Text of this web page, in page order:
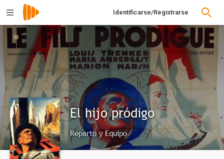
Identificarse/Registrarse
El hijo pródigo
Reparto y Equipo